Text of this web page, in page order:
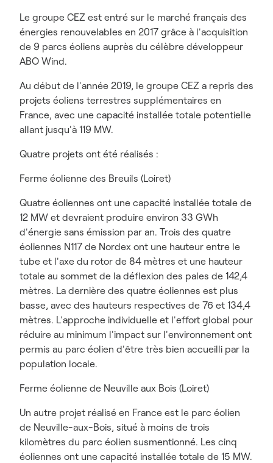
Le groupe CEZ est entré sur le marché français des
énergies renouvelables en 2017 grâce à l'acquisition
de 9 parcs éoliens auprès du célèbre développeur
ABO Wind.
Au début de l'année 2019, le groupe CEZ a repris des
projets éoliens terrestres supplémentaires en
France, avec une capacité installée totale potentielle
allant jusqu'à 119 MW.
Quatre projets ont été réalisés :
Ferme éolienne des Breuils (Loiret)
Quatre éoliennes ont une capacité installée totale de
12 MW et devraient produire environ 33 GWh
d'énergie sans émission par an. Trois des quatre
éoliennes N117 de Nordex ont une hauteur entre le
tube et l'axe du rotor de 84 mètres et une hauteur
totale au sommet de la déflexion des pales de 142,4
mètres. La dernière des quatre éoliennes est plus
basse, avec des hauteurs respectives de 76 et 134,4
mètres. L'approche individuelle et l'effort global pour
réduire au minimum l'impact sur l'environnement ont
permis au parc éolien d'être très bien accueilli par la
population locale.
Ferme éolienne de Neuville aux Bois (Loiret)
Un autre projet réalisé en France est le parc éolien
de Neuville-aux-Bois, situé à moins de trois
kilomètres du parc éolien susmentionné. Les cinq
éoliennes ont une capacité installée totale de 15 MW.